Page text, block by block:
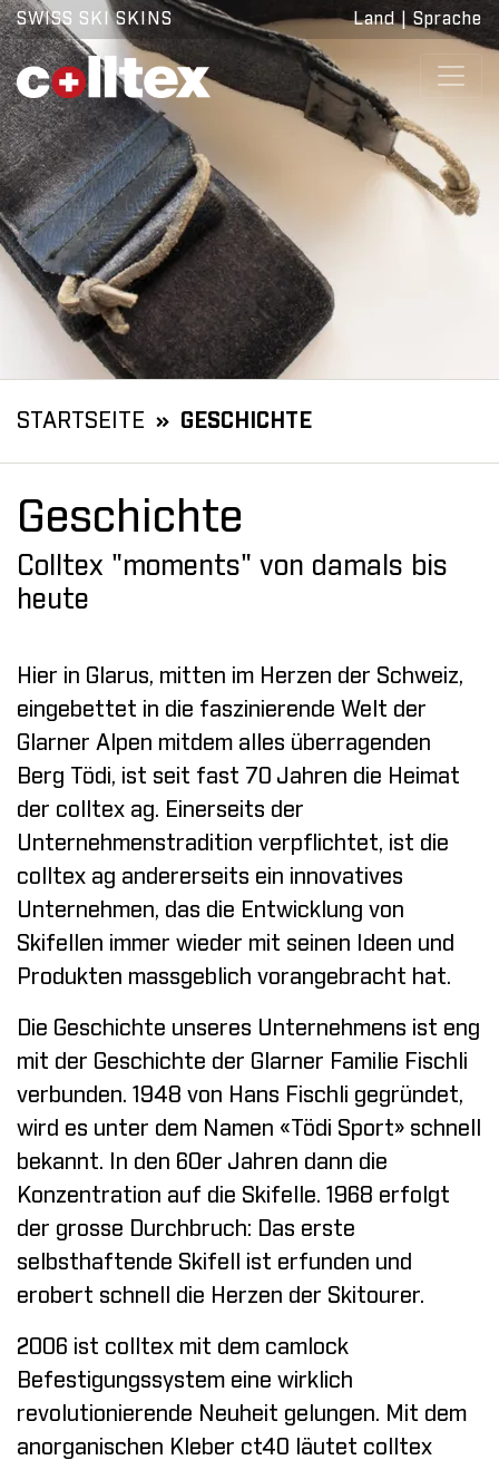
SWISS SKI SKINS Land| Sprache
STARTSEITE GESCHICHTE
Geschichte
Colltex "moments" von damals bis
heute
Hier in Glarus, mitten im Herzen der Schweiz,
eingebettet in die faszinierende Welt der
Glarner Alpen mitdem alles überragenden
Berg Tödi, ist seit fast 70 Jahren die Heimat
der colltex ag. Einerseits der
Unternehmenstradition verpflichtet, ist die
colltex ag andererseits ein innovatives
Unternehmen, das die Entwicklung von
Skifellen immer wieder mit seinen Ideen und
Produkten massgeblich vorangebracht hat.
Die Geschichte unseres Unternehmens ist eng
mit der Geschichte der Glarner Familie Fischli
verbunden. 1948 von Hans Fischli gegründet,
wird es unter dem Namen «Tödi Sport» schnell
bekannt. In den 60er Jahren dann die
Konzentration auf die Skifelle. 1968 erfolgt
der grosse Durchbruch: Das erste
selbsthaftende Skifell ist erfunden und
erobert schnell die Herzen der Skitourer.
2006 ist colltex mit dem camlock
Befestigungssystem eine wirklich
revolutionierende Neuheit gelungen. Mit dem
anorganischen Kleber ct40 läutet colltex